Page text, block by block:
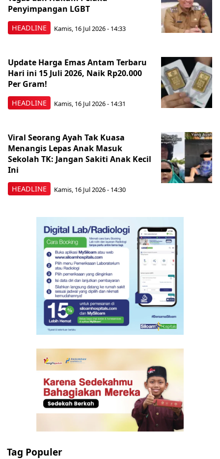
HEADLINE
Penyimpangan LGBT
Kamis, 16 Jul 2026 - 14:33
HEADLINE
Update Harga Emas Antam Terbaru
Hari ini 15 Juli 2026, Naik Rp20.000
Per Gram!
Kamis, 16 Jul 2026 - 14:31
HEADLINE
Viral Seorang Ayah Tak Kuasa
Menangis Lepas Anak Masuk
Sekolah TK: Jangan Sakiti Anak Kecil
Ini
Kamis, 16 Jul 2026 - 14:30
Tag Populer